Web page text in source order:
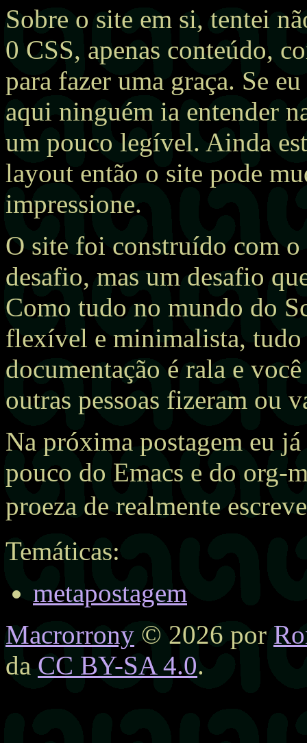
Sobre o site em si, tentei
0 CSS, apenas conteúdo,
para fazer uma graça. Se
aqui ninguém ia entender
um pouco legível. Ainda
layout então o site pode
impressione.
O site foi construído com o
desafio, mas um desafio
Como tudo no mundo do
flexível e minimalista, tudo
documentação é rala e
outras pessoas fizeram ou
Na próxima postagem eu
pouco do Emacs e do org-
proeza de realmente
Temáticas:
metapostagem
Macrorrony © 2026 por
da CC BY-SA 4.0.